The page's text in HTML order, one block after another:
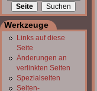
Werkzeuge
Links auf diese
Seite
Änderungen an
verlinkten Seiten
Spezialseiten
Seiten­